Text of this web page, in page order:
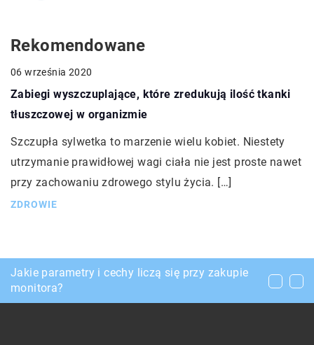
Rekomendowane
06 września 2020
Zabiegi wyszczuplające, które zredukują ilość tkanki
tłuszczowej w organizmie
Szczupła sylwetka to marzenie wielu kobiet. Niestety
utrzymanie prawidłowej wagi ciała nie jest proste nawet
przy zachowaniu zdrowego stylu życia. […]
ZDROWIE
Czym kierować się podczas zakupu
mieszkania?
Jakie parametry i cechy liczą się przy zakupie
monitora?
Zalety chromowanych baterii